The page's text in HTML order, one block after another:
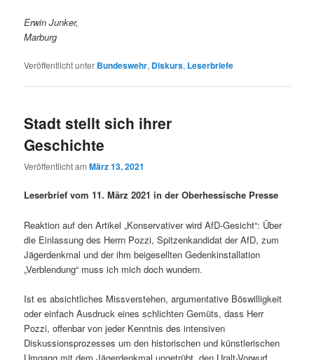
Erwin Junker,
Marburg
Veröffentlicht unter Bundeswehr, Diskurs, Leserbriefe
Stadt stellt sich ihrer
Geschichte
Veröffentlicht amMärz 13, 2021
Leserbrief vom 11. März 2021 in der Oberhessische Presse
Reaktion auf den Artikel „Konservativer wird AfD-Gesicht“: Über
die Einlassung des Herrn Pozzi, Spitzenkandidat der AfD, zum
Jägerdenkmal und der ihm beigesellten Gedenkinstallation
„Verblendung“ muss ich mich doch wundern.
Ist es absichtliches Missverstehen, argumentative Böswilligkeit
oder einfach Ausdruck eines schlichten Gemüts, dass Herr
Pozzi, offenbar von jeder Kenntnis des intensiven
Diskussionsprozesses um den historischen und künstlerischen
Umgang mit dem Jägerdenkmal ungetrübt, den Uralt-Vorwurf